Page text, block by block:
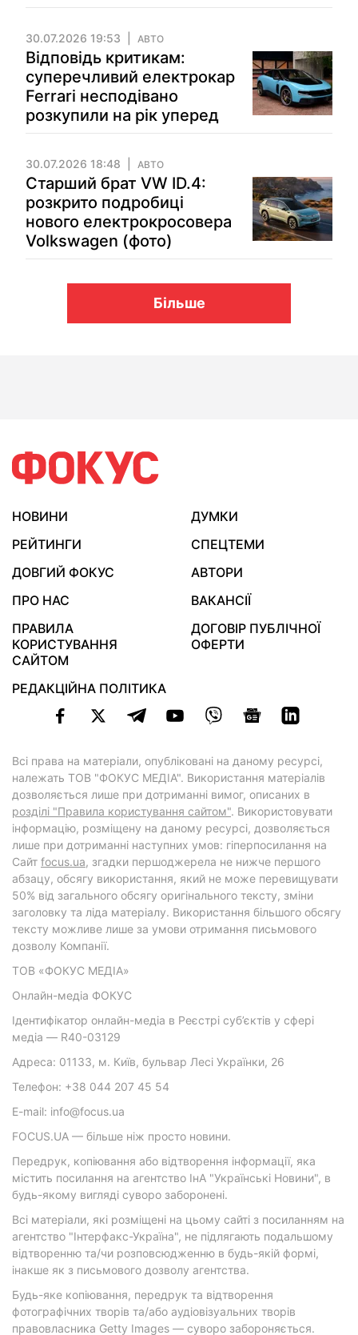
30.07.2026 19:53 АВТО
Відповідь критикам:
суперечливий електрокар
Ferrari несподівано
розкупили на рік уперед
30.07.2026 18:48 АВТО
Старший брат VW ID.4:
розкрито подробиці
нового електрокросовера
Volkswagen (фото)
Більше
НОВИНИ
ДУМКИ
РЕЙТИНГИ
СПЕЦТЕМИ
ДОВГИЙ ФОКУС
АВТОРИ
ПРО НАС
ВАКАНСІЇ
ПРАВИЛА
КОРИСТУВАННЯ
САЙТОМ
ДОГОВІР ПУБЛІЧНОЇ
ОФЕРТИ
РЕДАКЦІЙНА ПОЛІТИКА
Всі права на матеріали, опубліковані на даному ресурсі,
належать ТОВ "ФОКУС МЕДІА". Використання матеріалів
дозволяється лише при дотриманні вимог, описаних в
розділі "Правила користування сайтом". Використовувати
інформацію, розміщену на даному ресурсі, дозволяється
лише при дотриманні наступних умов: гіперпосилання на
Cайт focus.ua, згадки першоджерела не нижче першого
абзацу, обсягу використання, який не може перевищувати
50% від загального обсягу оригінального тексту, зміни
заголовку та ліда матеріалу. Використання більшого обсягу
тексту можливе лише за умови отримання письмового
дозволу Компанії.
ТОВ «ФОКУС МЕДІА»
Онлайн-медіа ФОКУС
Ідентифікатор онлайн-медіа в Реєстрі суб’єктів у сфері
медіа — R40-03129
Адреса: 01133, м. Київ, бульвар Лесі Українки, 26
Телефон: +38 044 207 45 54
E-mail: info@focus.ua
FOCUS.UA — більше ніж просто новини.
Передрук, копіювання або відтворення інформації, яка
містить посилання на агентство ІнА "Українські Новини", в
будь-якому вигляді суворо заборонені.
Всі матеріали, які розміщені на цьому сайті з посиланням на
агентство "Інтерфакс-Україна", не підлягають подальшому
відтворенню та/чи розповсюдженню в будь-якій формі,
інакше як з письмового дозволу агентства.
Будь-яке копіювання, передрук та відтворення
фотографічних творів та/або аудіовізуальних творів
правовласника Getty Images — суворо забороняється.